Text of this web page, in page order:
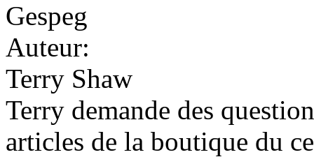
Gespeg
Auteur:
Terry Shaw
Terry demande des
articles de la boutique du